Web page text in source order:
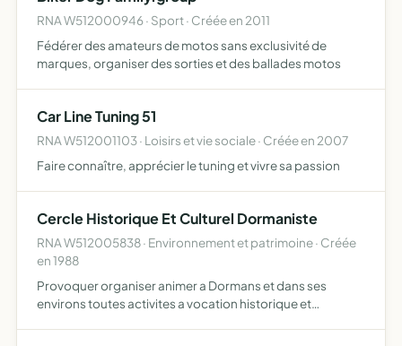
RNA W512000946 · Sport · Créée en 2011
Fédérer des amateurs de motos sans exclusivité de
marques, organiser des sorties et des ballades motos
Car Line Tuning 51
RNA W512001103 · Loisirs et vie sociale · Créée en 2007
Faire connaître, apprécier le tuning et vivre sa passion
Cercle Historique Et Culturel Dormaniste
RNA W512005838 · Environnement et patrimoine · Créée
en 1988
Provoquer organiser animer a Dormans et dans ses
environs toutes activites a vocation historique et